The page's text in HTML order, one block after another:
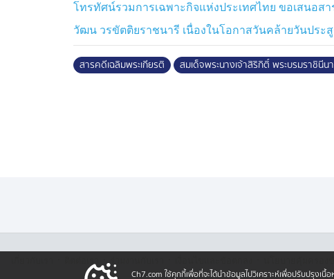
โทรทัศน์รวมการเฉพาะกิจแห่งประเทศไทย ขอเสนอส
วัฒน วรขัตติยราชนารี เนื่องในโอกาสวันคล้ายวันประ
สารคดีเฉลิมพระเกียรติ สมเด็จพระนางเจ้าสิริกิติ์ พระบรมราชินี
Ch7.com ใช้คุกกี้เพื่อที่จะได้นำข้อมูลไปวิเคราะห์เพื่อปรับปรุง